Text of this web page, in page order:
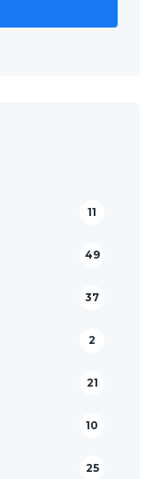
11
49
37
2
21
10
25